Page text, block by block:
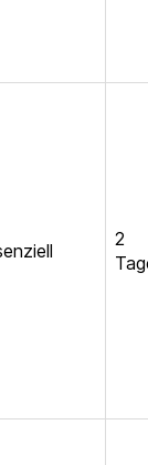
2